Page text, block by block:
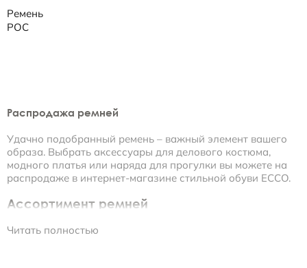
Ремень
POC
Распродажа ремней
Удачно подобранный ремень – важный элемент вашего
образа. Выбрать аксессуары для делового костюма,
модного платья или наряда для прогулки вы можете на
распродаже в интернет-магазине стильной обуви ECCO.
Ассортимент ремней
• Женские модели представлены яркой цветовой гаммой.
Читать полностью